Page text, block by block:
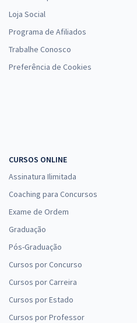
Loja Social
Programa de Afiliados
Trabalhe Conosco
Preferência de Cookies
CURSOS ONLINE
Assinatura Ilimitada
Coaching para Concursos
Exame de Ordem
Graduação
Pós-Graduação
Cursos por Concurso
Cursos por Carreira
Cursos por Estado
Cursos por Professor